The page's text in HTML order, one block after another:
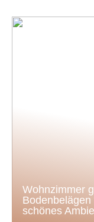
Wohnzimmer
Bodenbelägen
schönes